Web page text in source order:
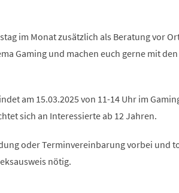
im Monat zusätzlich als Beratung vor
Gaming und machen euch gerne mit
am 15.03.2025 von 11-14 Uhr im
sich an Interessierte ab 12 Jahren.
oder Terminvereinbarung vorbei und
nötig.